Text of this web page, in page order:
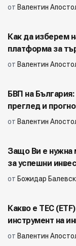
от Валентин
Как да изберем
платформа за
от Валентин
БВП на
преглед и
от Валентин
Защо Ви е нужна
за успешни
от Божидар
Какво е ТЕС
инструмент на
от Валентин